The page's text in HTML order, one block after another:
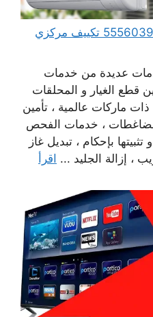
فني تكييف وتبريد الرميثية 55560390 تكييف مركزي
عديدة من خدمات
قطع الغيار و المحلقات
ذات ماركات عالمية ، تأمين
الضاغطات ، خدمات الفحص
بإحكام ، تبديل غاز
، إزالة الجليد ... اقرأ